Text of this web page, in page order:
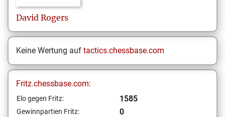
David Rogers
Keine Wertung auf tactics.chessbase.com
Fritz.chessbase.com:
Elo gegen Fritz: 1585
Gewinnpartien Fritz: 0